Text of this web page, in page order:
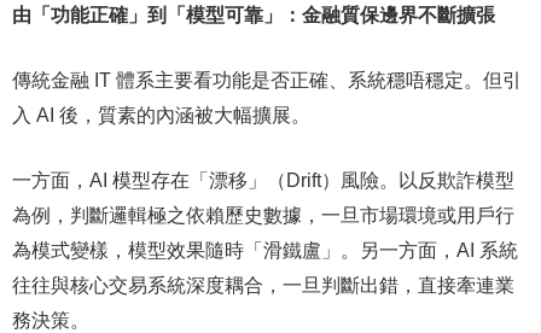
由「功能正確」到「模型可靠」：金融質保邊界不斷擴張
傳統金融 IT 體系主要看功能是否正確、系統穩唔穩定。但引
入 AI 後，質素的內涵被大幅擴展。
一方面，AI 模型存在「漂移」（Drift）風險。以反欺詐模型
為例，判斷邏輯極之依賴歷史數據，一旦市場環境或用戶行
為模式變樣，模型效果隨時「滑鐵盧」。另一方面，AI 系統
往往與核心交易系統深度耦合，一旦判斷出錯，直接牽連業
務決策。